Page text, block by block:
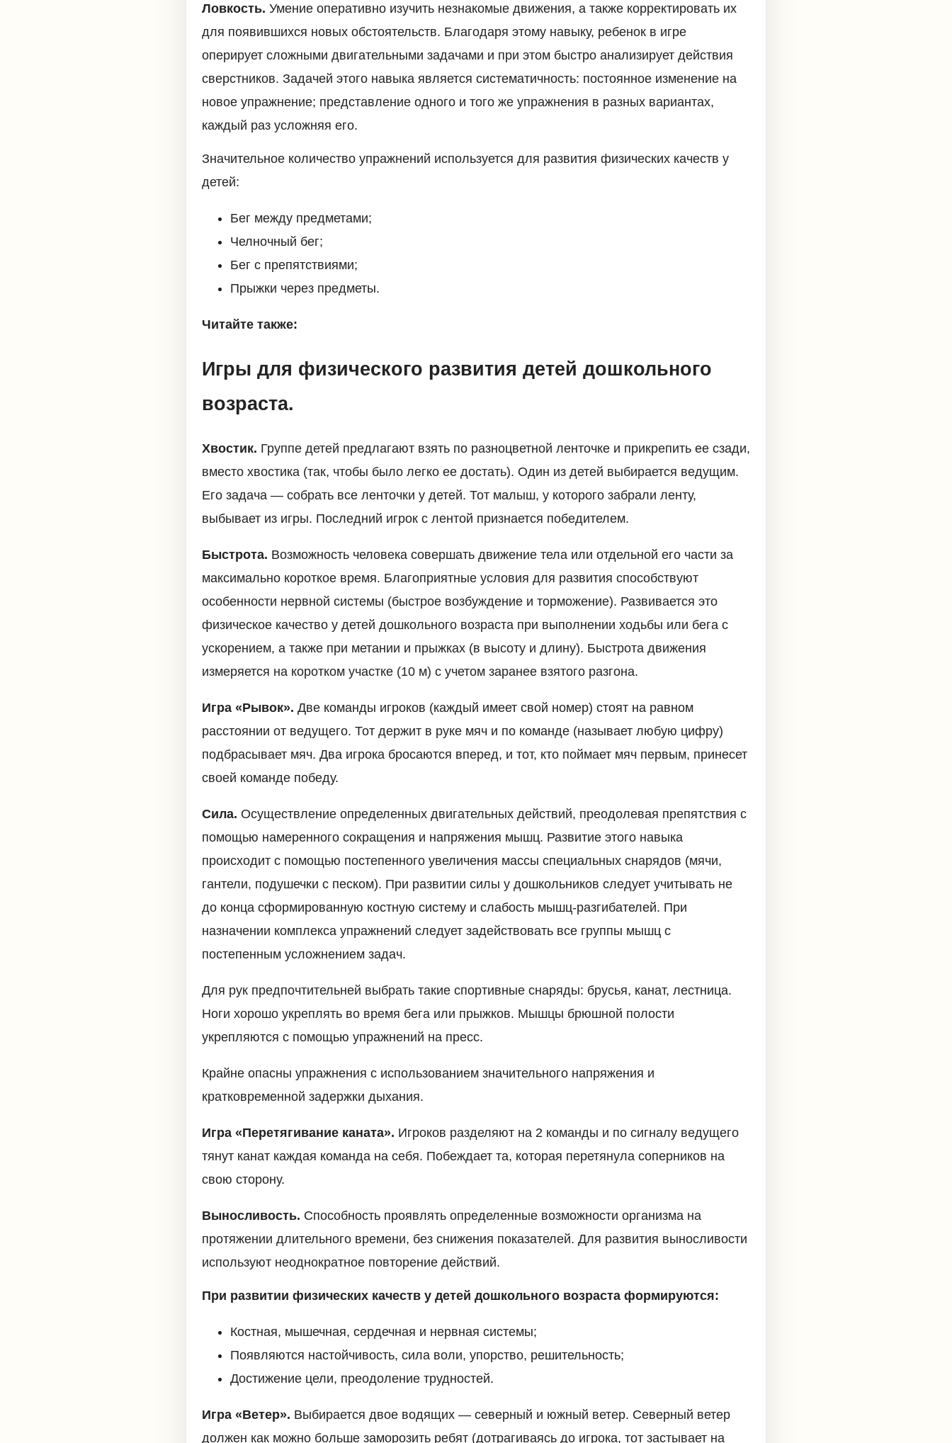
Ловкость. Умение оперативно изучить незнакомые движения, а также корректировать их
для появившихся новых обстоятельств. Благодаря этому навыку, ребенок в игре
оперирует сложными двигательными задачами и при этом быстро анализирует действия
сверстников. Задачей этого навыка является систематичность: постоянное изменение на
новое упражнение; представление одного и того же упражнения в разных вариантах,
каждый раз усложняя его.
Значительное количество упражнений используется для развития физических качеств у
детей:
Бег между предметами;
Челночный бег;
Бег с препятствиями;
Прыжки через предметы.
Читайте также:
Игры для физического развития детей дошкольного
возраста.
Хвостик. Группе детей предлагают взять по разноцветной ленточке и прикрепить ее сзади,
вместо хвостика (так, чтобы было легко ее достать). Один из детей выбирается ведущим.
Его задача — собрать все ленточки у детей. Тот малыш, у которого забрали ленту,
выбывает из игры. Последний игрок с лентой признается победителем.
Быстрота. Возможность человека совершать движение тела или отдельной его части за
максимально короткое время. Благоприятные условия для развития способствуют
особенности нервной системы (быстрое возбуждение и торможение). Развивается это
физическое качество у детей дошкольного возраста при выполнении ходьбы или бега с
ускорением, а также при метании и прыжках (в высоту и длину). Быстрота движения
измеряется на коротком участке (10 м) с учетом заранее взятого разгона.
Игра «Рывок». Две команды игроков (каждый имеет свой номер) стоят на равном
расстоянии от ведущего. Тот держит в руке мяч и по команде (называет любую цифру)
подбрасывает мяч. Два игрока бросаются вперед, и тот, кто поймает мяч первым, принесет
своей команде победу.
Сила. Осуществление определенных двигательных действий, преодолевая препятствия с
помощью намеренного сокращения и напряжения мышц. Развитие этого навыка
происходит с помощью постепенного увеличения массы специальных снарядов (мячи,
гантели, подушечки с песком). При развитии силы у дошкольников следует учитывать не
до конца сформированную костную систему и слабость мышц-разгибателей. При
назначении комплекса упражнений следует задействовать все группы мышц с
постепенным усложнением задач.
Для рук предпочтительней выбрать такие спортивные снаряды: брусья, канат, лестница.
Ноги хорошо укреплять во время бега или прыжков. Мышцы брюшной полости
укрепляются с помощью упражнений на пресс.
Крайне опасны упражнения с использованием значительного напряжения и
кратковременной задержки дыхания.
Игра «Перетягивание каната». Игроков разделяют на 2 команды и по сигналу ведущего
тянут канат каждая команда на себя. Побеждает та, которая перетянула соперников на
свою сторону.
Выносливость. Способность проявлять определенные возможности организма на
протяжении длительного времени, без снижения показателей. Для развития выносливости
используют неоднократное повторение действий.
При развитии физических качеств у детей дошкольного возраста формируются:
Костная, мышечная, сердечная и нервная системы;
Появляются настойчивость, сила воли, упорство, решительность;
Достижение цели, преодоление трудностей.
Игра «Ветер». Выбирается двое водящих — северный и южный ветер. Северный ветер
должен как можно больше заморозить ребят (дотрагиваясь до игрока, тот застывает на